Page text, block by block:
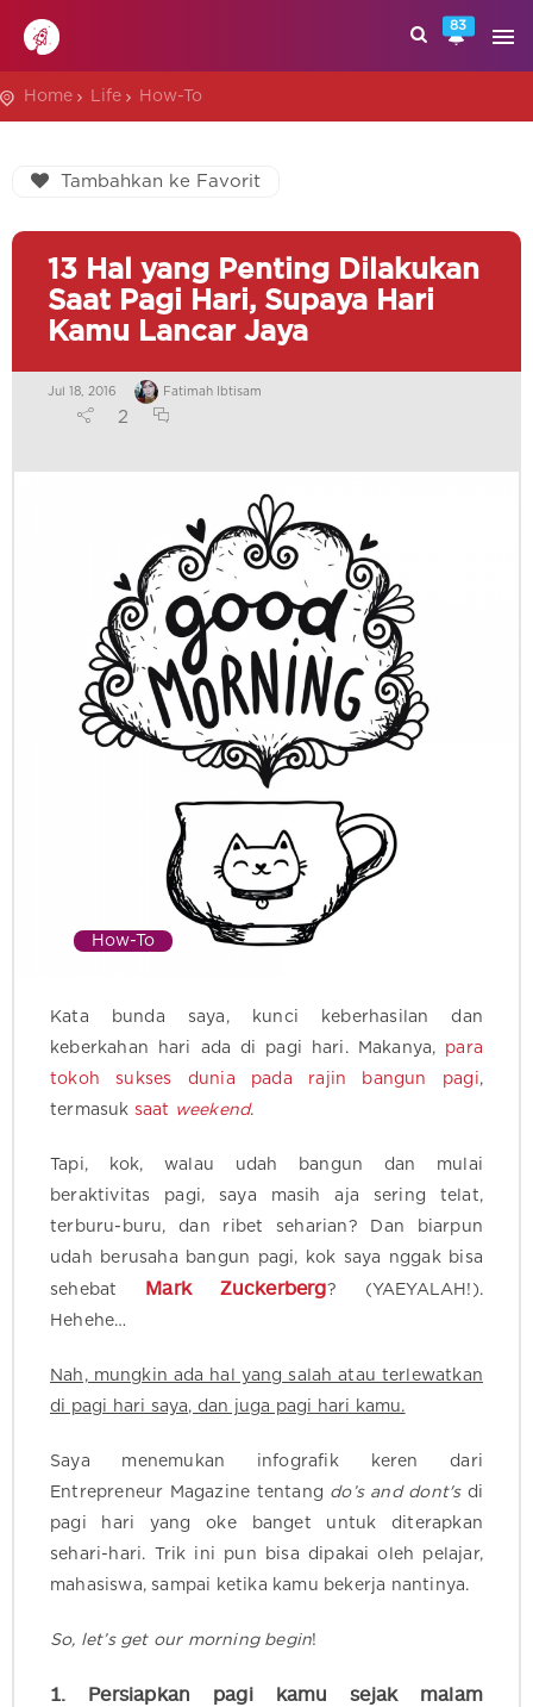
83
Home Life How-To
Tambahkan ke Favorit
13 Hal yang Penting Dilakukan
Saat Pagi Hari, Supaya Hari
Kamu Lancar Jaya
Jul 18, 2016 Fatimah Ibtisam
2
How-To
Kata bunda saya, kunci keberhasilan dan
keberkahan hari ada di pagi hari. Makanya, para
tokoh sukses dunia pada rajin bangun pagi,
termasuk saat weekend.
Tapi, kok, walau udah bangun dan mulai
beraktivitas pagi, saya masih aja sering telat,
terburu-buru, dan ribet seharian? Dan biarpun
udah berusaha bangun pagi, kok saya nggak bisa
sehebat Mark Zuckerberg? (YAEYALAH!).
Hehehe…
Nah, mungkin ada hal yang salah atau terlewatkan
di pagi hari saya, dan juga pagi hari kamu.
Saya menemukan infografik keren dari
Entrepreneur Magazine tentang do’s and dont'sdi
pagi hari yang oke banget untuk diterapkan
sehari-hari. Trik ini pun bisa dipakai oleh pelajar,
mahasiswa, sampai ketika kamu bekerja nantinya.
So, let’s get our morning begin!
1. Persiapkan pagi kamu sejak malam